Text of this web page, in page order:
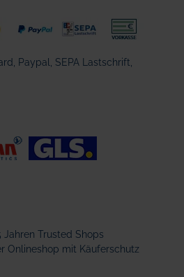
Paypal, SEPA Lastschrift,
Jahren Trusted Shops
Onlineshop mit Käuferschutz